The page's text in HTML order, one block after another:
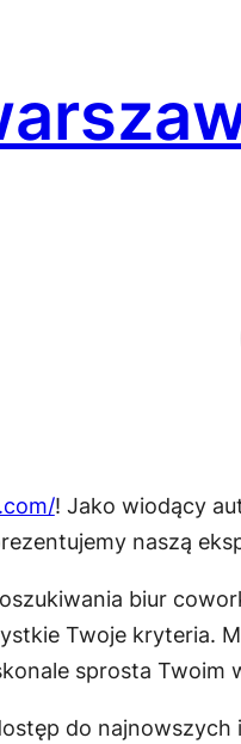
! Jako wiodący
naszą
biur
Twoje kryteria.
sprosta Twoim
do